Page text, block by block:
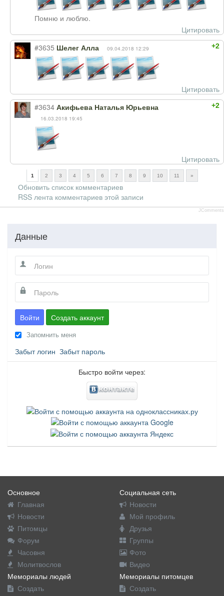
Помню и люблю.
Цитировать
+2
#3635 Шелег Алла 09.04.2018 12:29
Цитировать
+2
#3634 Акифьева Наталья Юрьевна
16.03.2018 19:45
Цитировать
1 2 3 4 5 6 7 8 9 10 11 »
Обновить список комментариев
RSS лента комментариев этой записи
JComments
Данные
Войти Создать аккаунт
Запомнить меня
Забыт логин Забыт пароль
Быстро войти через:
Основное
Главная
Новости
Питомцы
Форум
Часовня
Молитвослов
Социальная сеть
Новости
Мой профиль
Друзья
Группы
Фото
Видео
Мемориалы людей
Создать
Мемориалы питомцев
Создать